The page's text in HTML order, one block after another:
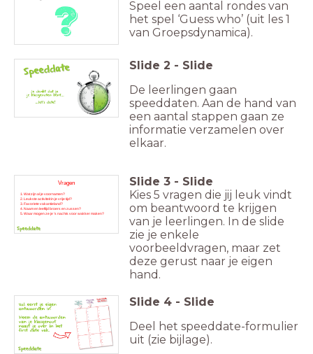
Speel een aantal rondes van
het spel ‘Guess who’ (uit les 1
van Groepsdynamica).
Slide 2 - Slide
De leerlingen gaan
speeddaten. Aan de hand van
een aantal stappen gaan ze
informatie verzamelen over
elkaar.
Vragen
Wat zijn al je voornamen?
Leukste activiteit in je vrije tijd?
Favoriete vakantieland?
Naam en leeftijd broers en zussen?
Waar mogen ze je 's nachts voor wakker maken?
Slide 3 - Slide
Kies 5 vragen die jij leuk vindt
om beantwoord te krijgen
van je leerlingen. In de slide
zie je enkele
voorbeeldvragen, maar zet
deze gerust naar je eigen
hand.
Slide 4 - Slide
Deel het speeddate-formulier
uit (zie bijlage).